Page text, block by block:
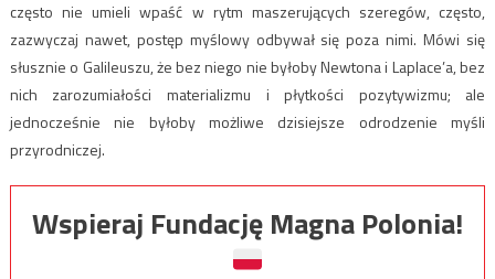
często nie umieli wpaść w rytm maszerujących szeregów, często,
zazwyczaj nawet, postęp myślowy odbywał się poza nimi. Mówi się
słusznie o Galileuszu, że bez niego nie byłoby Newtona i Laplace’a, bez
nich zarozumiałości materializmu i płytkości pozytywizmu; ale
jednocześnie nie byłoby możliwe dzisiejsze odrodzenie myśli
przyrodniczej.
Wspieraj Fundację Magna Polonia!